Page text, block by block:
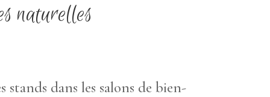
naturelles
stands dans les salons de bien-